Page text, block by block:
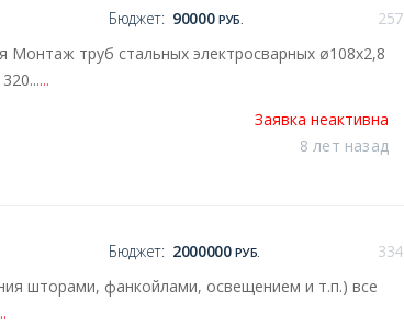
Бюджет: 90000 РУБ.
257
труб стальных электросварных ø108х2,8
...
Заявка неактивна
8 лет назад
Бюджет: 2000000РУБ.
334
шторами, фанкойлами, освещением и т.п.) все